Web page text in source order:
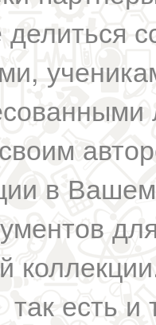
в
так есть и